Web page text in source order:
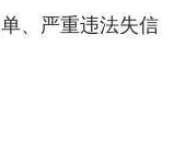
、严重违法失信